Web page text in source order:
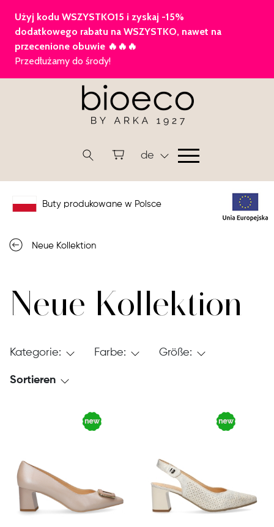
de
Buty produkowane w Polsce
Neue Kollektion
Neue Kollektion
Kategorie: Farbe: Größe:
Sortieren